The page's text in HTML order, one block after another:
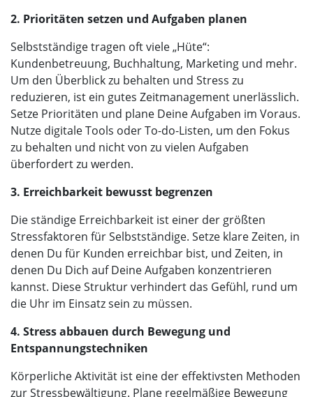
2. Prioritäten setzen und Aufgaben planen
Selbstständige tragen oft viele „Hüte“:
Kundenbetreuung, Buchhaltung, Marketing und mehr.
Um den Überblick zu behalten und Stress zu
reduzieren, ist ein gutes Zeitmanagement unerlässlich.
Setze Prioritäten und plane Deine Aufgaben im Voraus.
Nutze digitale Tools oder To-do-Listen, um den Fokus
zu behalten und nicht von zu vielen Aufgaben
überfordert zu werden.
3. Erreichbarkeit bewusst begrenzen
Die ständige Erreichbarkeit ist einer der größten
Stressfaktoren für Selbstständige. Setze klare Zeiten, in
denen Du für Kunden erreichbar bist, und Zeiten, in
denen Du Dich auf Deine Aufgaben konzentrieren
kannst. Diese Struktur verhindert das Gefühl, rund um
die Uhr im Einsatz sein zu müssen.
4. Stress abbauen durch Bewegung und
Entspannungstechniken
Körperliche Aktivität ist eine der effektivsten Methoden
zur Stressbewältigung. Plane regelmäßige Bewegung